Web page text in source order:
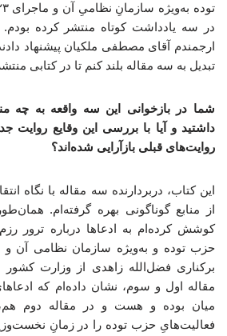
در سه یادداشت کوتاه منتشر کرده
ارجمندم آقای مصطفی ملکیان پیشنهاد
تبدیل به سه مقاله بلند کنم تا در کتابی
شما در بازخوانی این سه واقعه به چه
داشتید و آیا با بررسی این وقایع روایت
روایت‌های قبلی بازآرایی شده‌اند؟
این کتاب، دربردارنده سه مقاله با نگاه
از منابع گوناگونی بهره گرفته‌ام.
کوشش کرده‌ام به ادعاها درباره ترور
برکناری فضل‌الله زاهدی از وزارت کشور
مقاله اول و سوم، نشان داده‌ام که
میان بوده و هست و در مقاله دوم
فعالیت‌هایِ حزب توده را در زمانِ